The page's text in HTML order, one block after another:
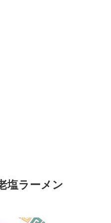
塩ラーメン